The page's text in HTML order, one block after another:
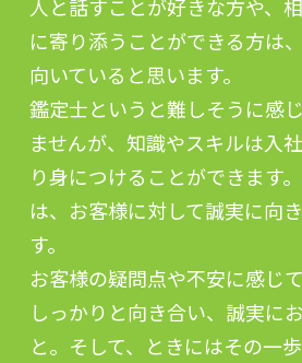
人と話すことが好きな方や、
に寄り添うことができる方は
向いていると思います。
鑑定士というと難しそうに感
ませんが、知識やスキルは入
り身につけることができます
は、お客様に対して誠実に向
す。
お客様の疑問点や不安に感じ
しっかりと向き合い、誠実に
と。そして、ときにはその一